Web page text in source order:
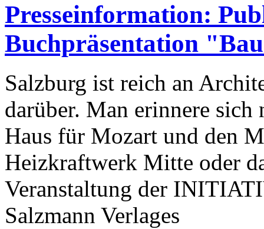
Presseinformation:
Buchpräsentation
Salzburg ist reich an
darüber. Man erinnere sich
Haus für Mozart und den
Heizkraftwerk Mitte oder
Veranstaltung der
Salzmann Verlages